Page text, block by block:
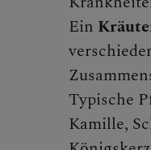
Ein
Typische
Kamille,